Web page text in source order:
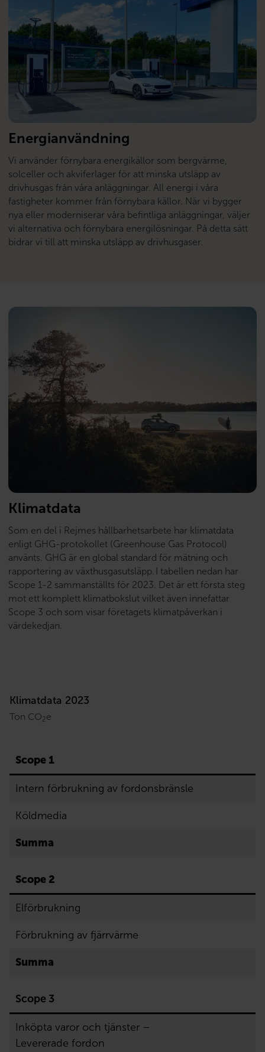
Energianvändning
Vi använder förnybara energikällor som bergvärme,
solceller och akviferlager för att minska utsläpp av
drivhusgas från våra anläggningar. All energi i våra
fastigheter kommer från förnybara källor. När vi bygger
nya eller moderniserar våra beﬁntliga anläggningar, väljer
vi alternativa och förnybara energilösningar. På detta sätt
bidrar vi till att minska utsläpp av drivhusgaser.
Klimatdata
Som en del i Rejmes hållbarhetsarbete har klimatdata
enligt GHG-protokollet (Greenhouse Gas Protocol)
använts. GHG är en global standard för mätning och
rapportering av växthusgasutsläpp. I tabellen nedan har
Scope 1-2 sammanställts för 2023. Det är ett första steg
mot ett komplett klimatbokslut vilket även innefattar
Scope 3 och som visar företagets klimatpåverkan i
värdekedjan.
Klimatdata 2023
Ton CO2e
Scope 1
Intern förbrukning av fordonsbränsle
Köldmedia
Summa
Scope 2
Elförbrukning
Förbrukning av fjärrvärme
Summa
Scope 3
Inköpta varor och tjänster –
Levererade fordon